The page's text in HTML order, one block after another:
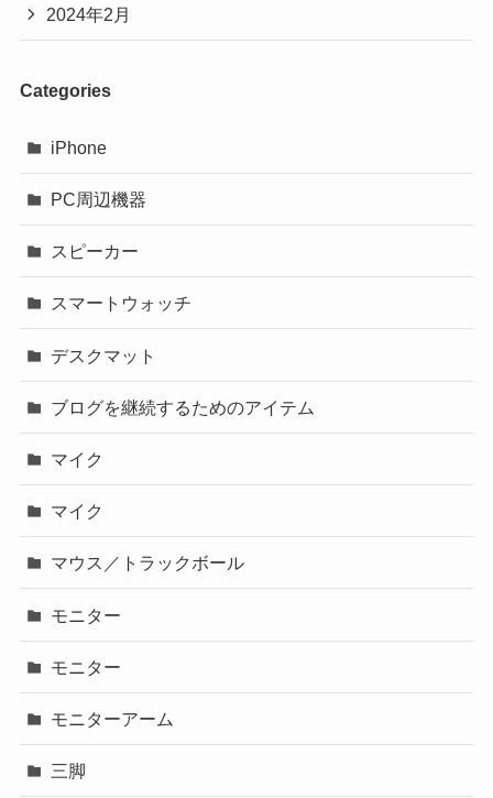
2024年2月
Categories
iPhone
PC周辺機器
スピーカー
スマートウォッチ
デスクマット
ブログを継続するためのアイテム
マイク
マイク
マウス／トラックボール
モニター
モニター
モニターアーム
三脚